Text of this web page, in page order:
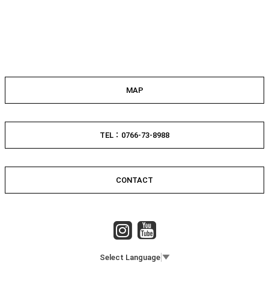
MAP
TEL：0766-73-8988
CONTACT
Select Language ▼